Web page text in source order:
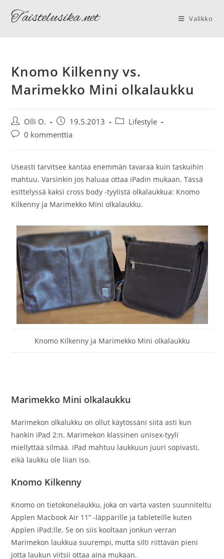
suoraan
Taistelusika.net Valikko
Knomo Kilkenny vs.
Marimekko Mini olkalaukku
Artikkelin
kirjoittaja:
Olli O.
Artikkeli
julkaistu:
19.5.2013
Artikkelin
Lifestyle
Artikkelin
0 kommenttia
Useasti tarvitsee kantaa enemmän tavaraa kuin taskuihin
mahtuu. Varsinkin jos haluaa ottaa iPadin mukaan. Tässä
esittelyssä kaksi cross body -tyylistä olkalaukkua: Knomo
Kilkenny ja Marimekko Mini olkalaukku.
Knomo Kilkenny ja Marimekko Mini olkalaukku
Marimekko Mini olkalaukku
Marimekon olkalukku on ollut käytössäni siitä asti kun
hankin iPad 2:n. Marimekon klassinen unisex-tyyli
miellyttää silmää. iPad mahtuu laukkuun juuri sopivasti,
eikä laukku ole liian iso.
Knomo Kilkenny
Knomo on tietokonelaukku, joka on varta vasten suunniteltu
Applen Macbook Air 11” -läppärille ja tableteille kuten
Applen iPad:lle. Se on siis kooltaan jonkun verran
Marimekon laukkua suurempi, mutta silti riittävän pieni
jotta laukun viitsii ottaa aina mukaan.